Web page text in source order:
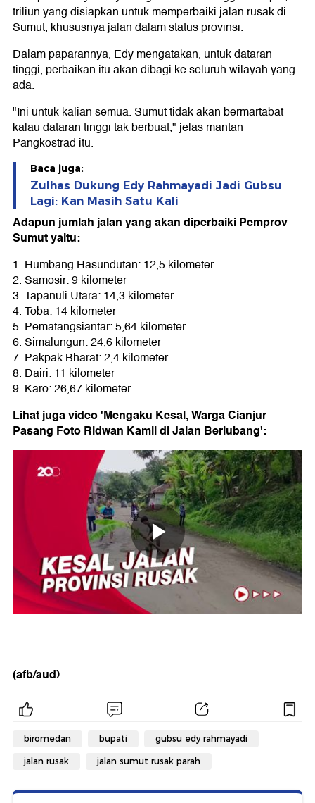
triliun yang disiapkan untuk memperbaiki jalan rusak di
Sumut, khususnya jalan dalam status provinsi.
Dalam paparannya, Edy mengatakan, untuk dataran
tinggi, perbaikan itu akan dibagi ke seluruh wilayah yang
ada.
"Ini untuk kalian semua. Sumut tidak akan bermartabat
kalau dataran tinggi tak berbuat," jelas mantan
Pangkostrad itu.
Baca juga:
Zulhas Dukung Edy Rahmayadi Jadi Gubsu
Lagi: Kan Masih Satu Kali
Adapun jumlah jalan yang akan diperbaiki Pemprov
Sumut yaitu:
1. Humbang Hasundutan: 12,5 kilometer
2. Samosir: 9 kilometer
3. Tapanuli Utara: 14,3 kilometer
4. Toba: 14 kilometer
5. Pematangsiantar: 5,64 kilometer
6. Simalungun: 24,6 kilometer
7. Pakpak Bharat: 2,4 kilometer
8. Dairi: 11 kilometer
9. Karo: 26,67 kilometer
Lihat juga video 'Mengaku Kesal, Warga Cianjur
Pasang Foto Ridwan Kamil di Jalan Berlubang':
(afb/aud)
biromedan bupati gubsu edy rahmayadi
jalan rusak jalan sumut rusak parah